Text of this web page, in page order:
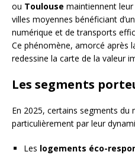
ou Toulouse maintiennent
villes moyennes bénéficiant
numérique et de transports
Ce phénomène, amorcé après
redessine la carte de la valeur
Les segments
En 2025, certains segments du
particulièrement par leur
Les logements éco-